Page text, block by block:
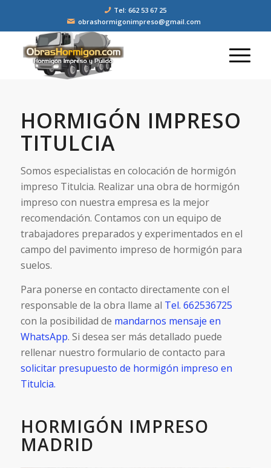
Tel: 662 53 67 25
obrashormigonimpreso@gmail.com
HORMIGÓN IMPRESO
TITULCIA
Somos especialistas en colocación de hormigón
impreso Titulcia. Realizar una obra de hormigón
impreso con nuestra empresa es la mejor
recomendación. Contamos con un equipo de
trabajadores preparados y experimentados en el
campo del pavimento impreso de hormigón para
suelos.
Para ponerse en contacto directamente con el
responsable de la obra llame al Tel. 662536725
con la posibilidad de mandarnos mensaje en
WhatsApp. Si desea ser más detallado puede
rellenar nuestro formulario de contacto para
solicitar presupuesto de hormigón impreso en
Titulcia.
HORMIGÓN IMPRESO
MADRID